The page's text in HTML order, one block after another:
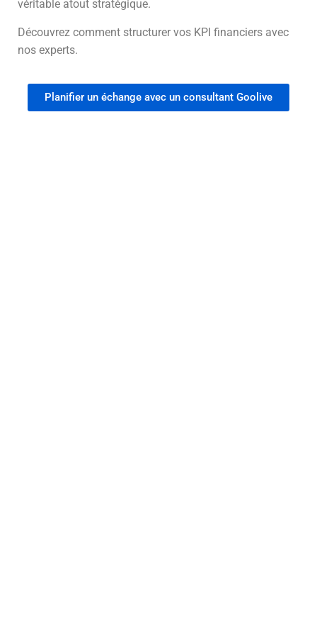
véritable atout stratégique.
Découvrez comment structurer vos KPI financiers avec
nos experts.
Planifier un échange avec un consultant Goolive